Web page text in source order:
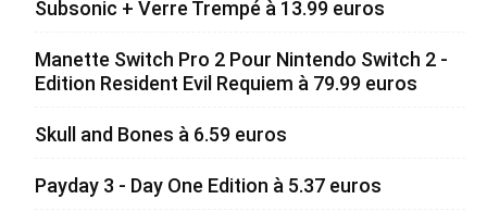
Subsonic + Verre Trempé à 13.99 euros
Manette Switch Pro 2 Pour Nintendo Switch 2 -
Edition Resident Evil Requiem à 79.99 euros
Skull and Bones à 6.59 euros
Payday 3 - Day One Edition à 5.37 euros